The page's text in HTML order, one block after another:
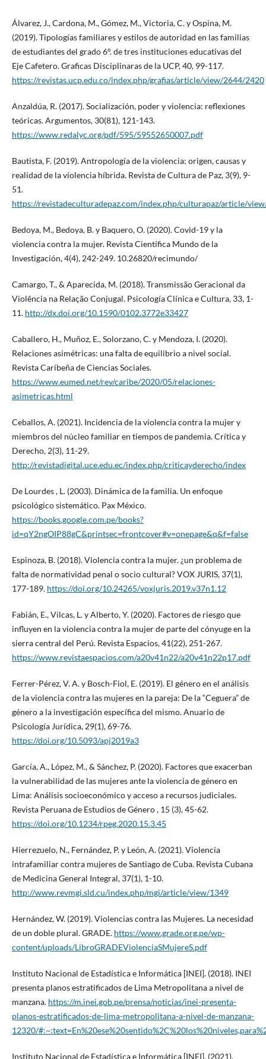
Álvarez, J., Cardona, M., Gómez, M., Victoria, C. y Ospina, M.
(2019). Tipologías familiares y estilos de autoridad en las familias
de estudiantes del grado 6°. de tres instituciones educativas del
Eje Cafetero. Graficas Disciplinaras de la UCP, 40, 99-117.
https://revistas.ucp.edu.co/index.php/grafias/article/view/2644/2420
Anzaldúa, R. (2017). Socialización, poder y violencia: reflexiones
teóricas. Argumentos, 30(81), 121-143.
https://www.redalyc.org/pdf/595/59552650007.pdf
Bautista, F. (2019). Antropología de la violencia: origen, causas y
realidad de la violencia híbrida. Revista de Cultura de Paz, 3(9), 9-
51.
https://revistadeculturadepaz.com/index.php/culturapaz/article/
Bedoya, M., Bedoya, B. y Baquero, O. (2020). Covid-19 y la
violencia contra la mujer. Revista Científica Mundo de la
Investigación, 4(4), 242-249. 10.26820/recimundo/
Camargo, T., & Aparecida, M. (2018). Transmissão Geracional da
Violência na Relação Conjugal. Psicología Clínica e Cultura, 33, 1-
11. http://dx.doi.org/10.1590/0102.3772e33427
Caballero, H., Muñoz, E., Solorzano, C. y Mendoza, I. (2020).
Relaciones asimétricas: una falta de equilibrio a nivel social.
Revista Caribeña de Ciencias Sociales.
https://www.eumed.net/rev/caribe/2020/05/relaciones-
asimetricas.html
Ceballos, A. (2021). Incidencia de la violencia contra la mujer y
miembros del núcleo familiar en tiempos de pandemia. Crítica y
Derecho, 2(3), 11-29.
http://revistadigital.uce.edu.ec/index.php/criticayderecho/index
De Lourdes , L. (2003). Dinámica de la familia. Un enfoque
psicológico sistemático. Pax México.
https://books.google.com.pe/books?
id=qY2ngOIP88gC&printsec=frontcover#v=onepage&q&f=false
Espinoza, B. (2018). Violencia contra la mujer. ¿un problema de
falta de normatividad penal o socio cultural? VOX JURIS, 37(1),
177-189. https://doi.org/10.24265/voxjuris.2019.v37n1.12
Fabián, E., Vilcas, L. y Alberto, Y. (2020). Factores de riesgo que
influyen en la violencia contra la mujer de parte del cónyuge en la
sierra central del Perú. Revista Espacios, 41(22), 251-267.
https://www.revistaespacios.com/a20v41n22/a20v41n22p17.pdf
Ferrer-Pérez, V. A. y Bosch-Fiol, E. (2019). El género en el análisis
de la violencia contra las mujeres en la pareja: De la “Ceguera” de
género a la investigación específica del mismo. Anuario de
Psicología Jurídica, 29(1), 69-76.
https://doi.org/10.5093/apj2019a3
García, A., López, M., & Sánchez, P. (2020). Factores que exacerban
la vulnerabilidad de las mujeres ante la violencia de género en
Lima: Análisis socioeconómico y acceso a recursos judiciales.
Revista Peruana de Estudios de Género , 15 (3), 45-62.
https://doi.org/10.1234/rpeg.2020.15.3.45
Hierrezuelo, N., Fernández, P. y León, A. (2021). Violencia
intrafamiliar contra mujeres de Santiago de Cuba. Revista Cubana
de Medicina General Integral, 37(1), 1-10.
http://www.revmgi.sld.cu/index.php/mgi/article/view/1349
Hernández, W. (2019). Violencias contra las Mujeres. La necesidad
de un doble plural. GRADE. https://www.grade.org.pe/wp-
content/uploads/LibroGRADEViolenciaSMujereS.pdf
Instituto Nacional de Estadística e Informática [INEI]. (2018). INEI
presenta planos estratificados de Lima Metropolitana a nivel de
manzana. https://m.inei.gob.pe/prensa/noticias/inei-presenta-
planos-estratificados-de-lima-metropolitana-a-nivel-de-manzana-
12320/
Instituto Nacional de Estadística e Informática [INEI]. (2021).